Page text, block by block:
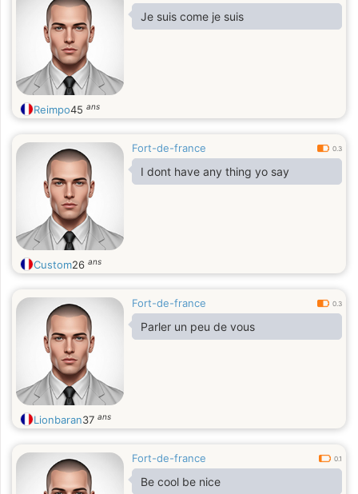
Je suis come je suis
Reimpo45 ans
Fort-de-france 0.3
I dont have any thing yo say
Custom26 ans
Fort-de-france 0.3
Parler un peu de vous
Lionbaran37 ans
Fort-de-france 0.1
Be cool be nice